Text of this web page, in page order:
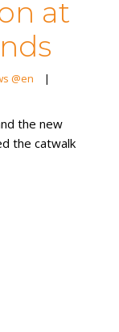
at
@en
|
the new
the catwalk